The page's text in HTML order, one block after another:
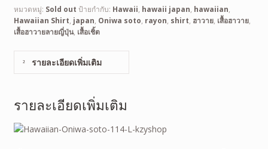
หมวดหมู่: Sold out ป้ายกำกับ: Hawaii, hawaii japan, hawaiian,
Hawaiian Shirt, japan, Oniwa soto, rayon, shirt, ฮาวาย, เสื้อฮาวาย,
เสื้อฮาวายลายญี่ปุ่น, เสื้อเชิ้ต
รายละเอียดเพิ่มเติม
รายละเอียดเพิ่มเติม